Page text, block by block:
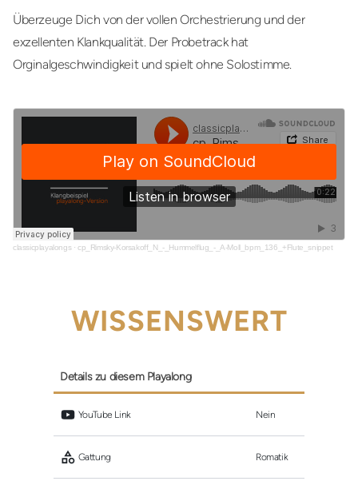
Überzeuge Dich von der vollen Orchestrierung und der
exzellenten Klankqualität. Der Probetrack hat
Orginalgeschwindigkeit und spielt ohne Solostimme.
classicplayalongs·cp_Rimsky-Korsakoff_N_-_Hummelflug_-_A-Moll_bpm_136_+Flute_snippet
WISSENSWERT
Details zu diesem Playalong
YouTube Link Nein
Gattung Romatik